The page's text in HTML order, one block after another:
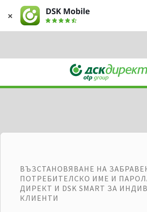
ВЪЗСТАНОВЯВАНЕ НА
ПОТРЕБИТЕЛСКО ИМЕ И
ДИРЕКТ И DSK SMART ЗА
КЛИЕНТИ